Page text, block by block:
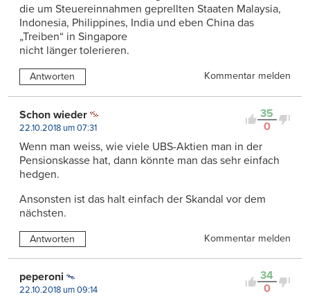
die um Steuereinnahmen geprellten Staaten Malaysia,
Indonesia, Philippines, India und eben China das
„Treiben“ in Singapore
nicht länger tolerieren.
Antworten Kommentar melden
35
0
Schon wieder
22.10.2018 um 07:31
Wenn man weiss, wie viele UBS-Aktien man in der
Pensionskasse hat, dann könnte man das sehr einfach
hedgen.
Ansonsten ist das halt einfach der Skandal vor dem
nächsten.
Antworten Kommentar melden
34
0
peperoni
22.10.2018 um 09:14